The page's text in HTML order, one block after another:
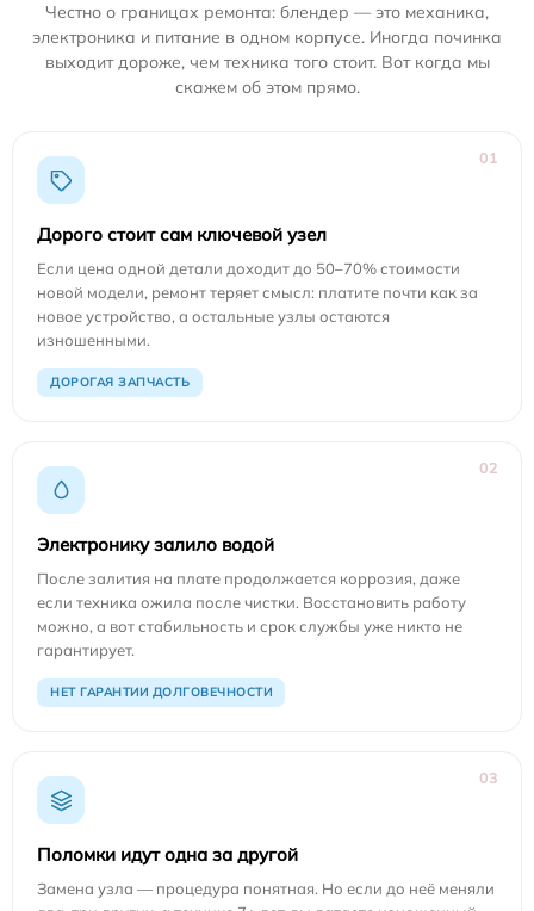
Честно о границах ремонта: блендер — это механика,
электроника и питание в одном корпусе. Иногда починка
выходит дороже, чем техника того стоит. Вот когда мы
скажем об этом прямо.
01
Дорого стоит сам ключевой узел
Если цена одной детали доходит до 50–70% стоимости
новой модели, ремонт теряет смысл: платите почти как за
новое устройство, а остальные узлы остаются
изношенными.
ДОРОГАЯ ЗАПЧАСТЬ
02
Электронику залило водой
После залития на плате продолжается коррозия, даже
если техника ожила после чистки. Восстановить работу
можно, а вот стабильность и срок службы уже никто не
гарантирует.
НЕТ ГАРАНТИИ ДОЛГОВЕЧНОСТИ
03
Поломки идут одна за другой
Замена узла — процедура понятная. Но если до неё меняли